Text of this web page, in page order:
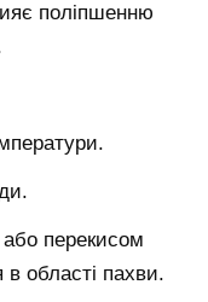
поліпшенню
перекисом
області пахви.